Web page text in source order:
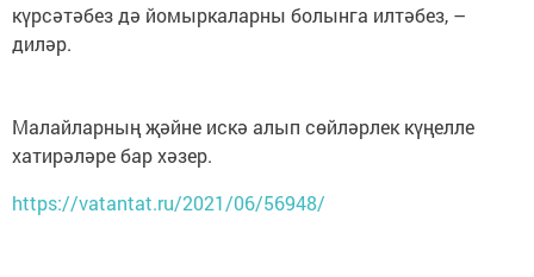
күрсәтәбез дә йомыркаларны болынга илтәбез, –
диләр.
Малайларның җәйне искә алып сөйләрлек күңелле
хатирәләре бар хәзер.
https://vatantat.ru/2021/06/56948/